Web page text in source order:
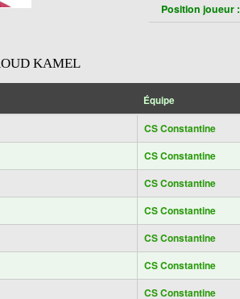
Position joueur :
KAMEL
Équipe
CS Constantine
CS Constantine
CS Constantine
CS Constantine
CS Constantine
CS Constantine
CS Constantine